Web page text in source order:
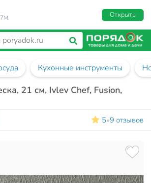
Открыть
Кухонные инструменты
21 см, Ivlev Chef, Fusion,
5•9 отзывов